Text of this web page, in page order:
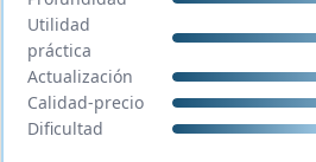
Utilidad
práctica
Actualización
Calidad-precio
Dificultad